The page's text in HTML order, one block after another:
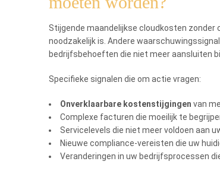
Stijgende maandelijkse cloudkosten
noodzakelijk is. Andere
bedrijfsbehoeften die niet meer aansluiten
Specifieke signalen die om actie vragen:
Onverklaarbare kostenstijgingen van
Complexe facturen die moeilijk te
Servicelevels die niet meer voldoen aan
Nieuwe compliance-vereisten die uw
Veranderingen in uw bedrijfsprocessen